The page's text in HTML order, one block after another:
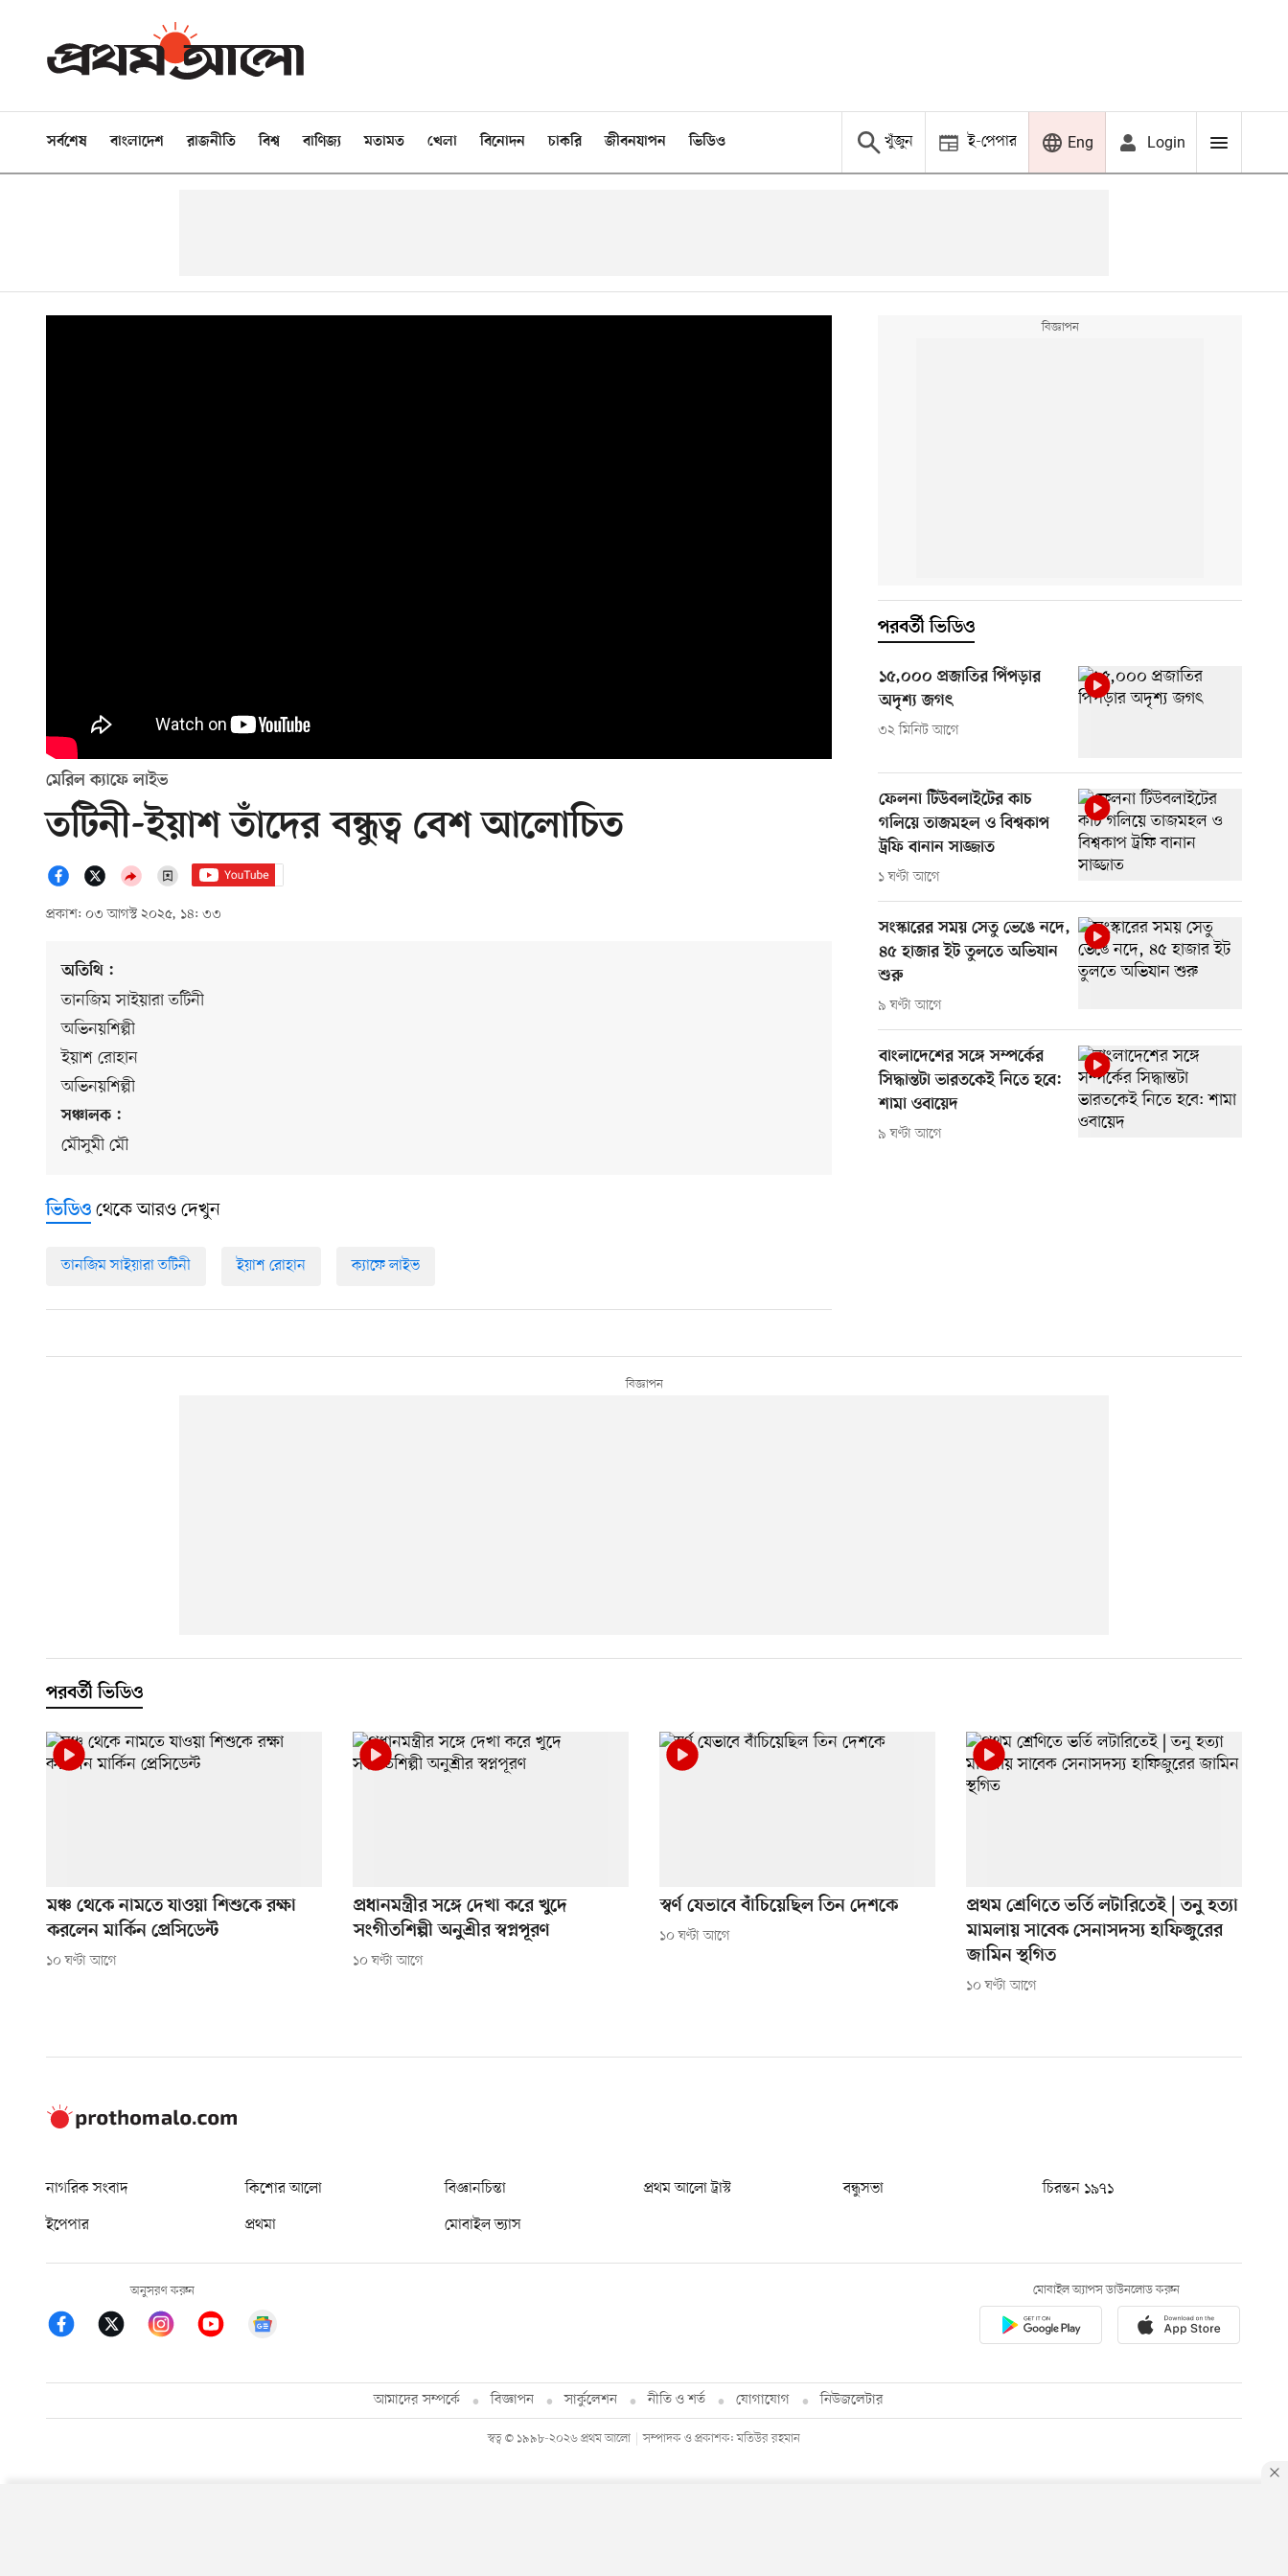
সর্বশেষ বাংলাদেশ রাজনীতি বিশ্ব বাণিজ্য মতামত খেলা বিনোদন চাকরি জীবনযাপন ভিডিও খুঁজুন ই-পেপার Eng Login
মেরিল ক্যাফে লাইভ
তটিনী-ইয়াশ তাঁদের বন্ধুত্ব বেশ আলোচিত
প্রকাশ: ০৩ আগস্ট ২০২৫, ১৪: ৩৩
অতিথি :
তানজিম সাইয়ারা তটিনী
অভিনয়শিল্পী
ইয়াশ রোহান
অভিনয়শিল্পী
সঞ্চালক :
মৌসুমী মৌ
পরবর্তী ভিডিও
১৫,০০০ প্রজাতির পিঁপড়ার
অদৃশ্য জগৎ
৩২ মিনিট আগে
ফেলনা টিউবলাইটের কাচ
গলিয়ে তাজমহল ও বিশ্বকাপ
ট্রফি বানান সাজ্জাত
১ ঘণ্টা আগে
সংস্কারের সময় সেতু ভেঙে নদে,
৪৫ হাজার ইট তুলতে অভিযান
শুরু
৯ ঘণ্টা আগে
বাংলাদেশের সঙ্গে সম্পর্কের
সিদ্ধান্তটা ভারতকেই নিতে হবে:
শামা ওবায়েদ
৯ ঘণ্টা আগে
ভিডিও থেকে আরও দেখুন
তানজিম সাইয়ারা তটিনী ইয়াশ রোহান ক্যাফে লাইভ
পরবর্তী ভিডিও
মঞ্চ থেকে নামতে যাওয়া শিশুকে রক্ষা
করলেন মার্কিন প্রেসিডেন্ট
১০ ঘণ্টা আগে
প্রধানমন্ত্রীর সঙ্গে দেখা করে খুদে
সংগীতশিল্পী অনুশ্রীর স্বপ্নপূরণ
১০ ঘণ্টা আগে
স্বর্ণ যেভাবে বাঁচিয়েছিল তিন দেশকে
১০ ঘণ্টা আগে
প্রথম শ্রেণিতে ভর্তি লটারিতেই | তনু হত্যা
মামলায় সাবেক সেনাসদস্য হাফিজুরের
জামিন স্থগিত
১০ ঘণ্টা আগে
নাগরিক সংবাদ কিশোর আলো বিজ্ঞানচিন্তা প্রথম আলো ট্রাস্ট বন্ধুসভা
চিরন্তন ১৯৭১
ইপেপার
প্রথমা মোবাইল ভ্যাস
অনুসরণ করুন মোবাইল অ্যাপস ডাউনলোড করুন
আমাদের সম্পর্কে বিজ্ঞাপন সার্কুলেশন নীতি ও শর্ত যোগাযোগ নিউজলেটার
স্বত্ব © ১৯৯৮-২০২৬ প্রথম আলো সম্পাদক ও প্রকাশক: মতিউর রহমান